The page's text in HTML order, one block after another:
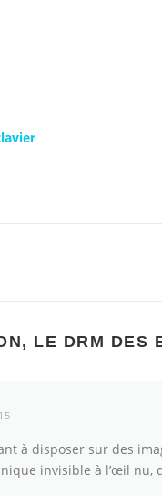
LE DRM DES
à disposer sur des
invisible à l’œil nu,